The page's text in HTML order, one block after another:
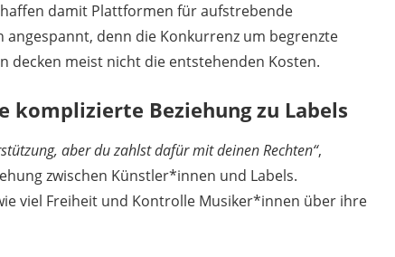
damit Plattformen für aufstrebende
denn die Konkurrenz um begrenzte
decken meist nicht die entstehenden Kosten.
Beziehung zu Labels
aber du zahlst dafür mit deinen Rechten“,
zwischen Künstler*innen und Labels.
viel Freiheit und Kontrolle Musiker*innen über ihre